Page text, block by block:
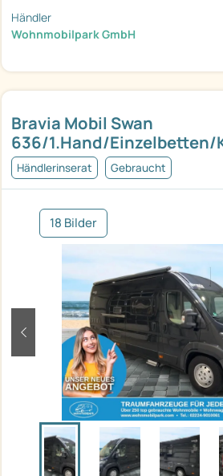
Bravia Mobil Swan
636/1.Hand/
Händlerinserat Gebraucht
18 Bilder
zurück
Händler
Wohnmobilpark GmbH